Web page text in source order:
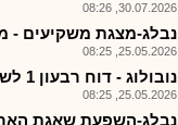
30.07.2026, 08:26
נבלג-מצגת משקיעים - מאי
25.05.2026, 08:25
נובולוג - דוח רבעון 1 לשנת 2026
25.05.2026, 08:25
נבלג-השפעת שאגת